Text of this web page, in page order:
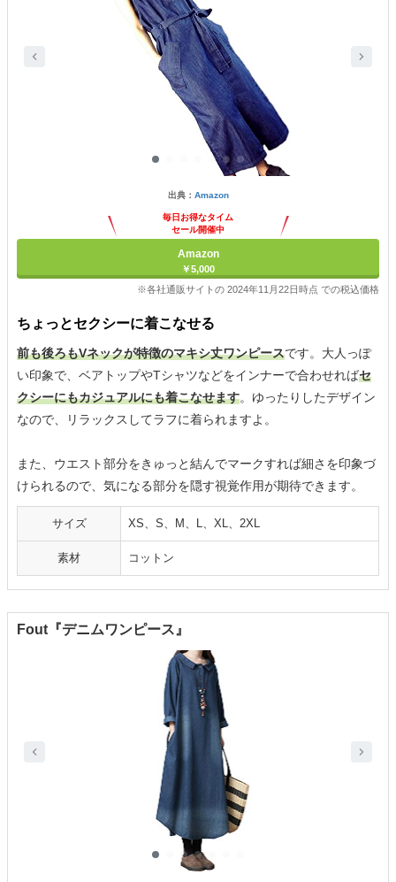
出典： Amazon
毎日お得なタイム
セール開催中
Amazon
￥5,000
※各社通販サイトの 2024年11月22日時点 での税込価格
ちょっとセクシーに着こなせる
前も後ろもVネックが特徴のマキシ丈ワンピースです。大人っぽ
い印象で、ベアトップやTシャツなどをインナーで合わせればセ
クシーにもカジュアルにも着こなせます。ゆったりしたデザイン
なので、リラックスしてラフに着られますよ。
また、ウエスト部分をきゅっと結んでマークすれば細さを印象づ
けられるので、気になる部分を隠す視覚作用が期待できます。
サイズ XS、S、M、L、XL、2XL
素材 コットン
Fout『デニムワンピース』